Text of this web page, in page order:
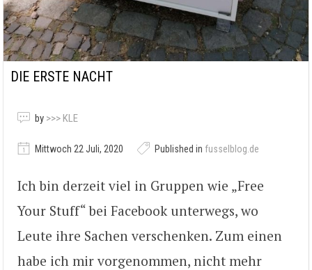
DIE ERSTE NACHT
by >>> KLE
Mittwoch 22 Juli, 2020 Published in fusselblog.de
Ich bin derzeit viel in Gruppen wie „Free
Your Stuff“ bei Facebook unterwegs, wo
Leute ihre Sachen verschenken. Zum einen
habe ich mir vorgenommen, nicht mehr